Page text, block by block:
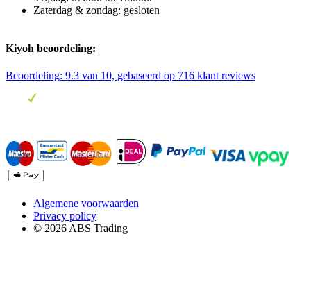
Zaterdag & zondag: gesloten
Kiyoh beoordeling:
Beoordeling: 9.3 van 10, gebaseerd op 716 klant reviews
Algemene voorwaarden
Privacy policy
© 2026 ABS Trading